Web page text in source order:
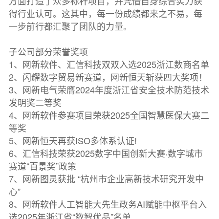
得行业认可。这其中，每一份成绩都来之不易，每
一步前行都汇聚了团队的力量。
子公司部分荣誉奖项
1、网新软件、汇信科技双双入选2025浙江数商名单
2、闪耀数字贸易新赛道，网新恒天斩获四大奖项！
3、网新电气荣膺2024年度浙江省安全技术防范技术
发明奖二等奖
4、网新软件参赛项目荣获2025全国智慧医保大赛二
等奖
5、网新恒天再获ISO多体系认证!
6、汇信科技荣获2025数字中国创新大赛·数字城市
赛道“百景奖”政策
7、网新图灵获批 “杭州市企业高新技术研究开发中
心”
8、网新软件人工智能大先生政务AI赋能中枢平台入